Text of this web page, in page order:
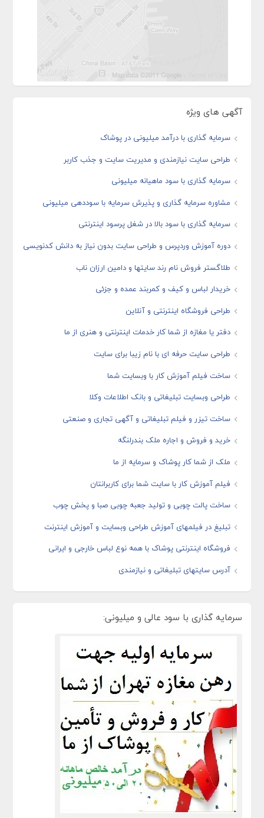
آگهی های ویژه
سرمایه گذاری با درآمد میلیونی در پوشاک
طراحی سایت نیازمندی و مدیریت سایت و جذب کاربر
سرمایه گذاری با سود ماهیانه میلیونی
مشاوره سرمایه گذاری و پذیرش سرمایه با سوددهی میلیونی
سرمایه گذاری با سود بالا در شغل پرسود اینترنتی
دوره آموزش وردپرس و طراحی سایت بدون نیاز به دانش کدنویسی
طلاگستر فروش نام رند سایتها و دامین ارزان ناب
خریدار لباس و کیف و کمربند عمده و جزئی
طراحی فروشگاه اینترنتی و آنلاین
دفتر یا مغازه از شما کار خدمات اینترنتی و هنری از ما
طراحی سایت حرفه ای با نام زیبا برای سایت
ساخت فیلم آموزش کار با وبسایت شما
طراحی وبسایت تبلیغاتی و بانک اطلاعات وکلا
ساخت تیزر و فیلم تبلیغاتی و آگهی تجاری و صنعتی
خرید و فروش و اجاره ملک بندرلنگه
ملک از شما کار پوشاک و سرمایه از ما
فیلم آموزش کار با سایت شما برای کاربرانتان
ساخت پالت چوبی و تولید جعبه چوبی صبا و پخش چوب
تبلیغ در فیلمهای آموزش طراحی وبسایت و آموزش اینترنت
فروشگاه اینترنتی پوشاک با همه نوع لباس خارجی و ایرانی
آدرس سایتهای تبلیغاتی و نیازمندی
سرمایه گذاری با سود عالی و میلیونی: